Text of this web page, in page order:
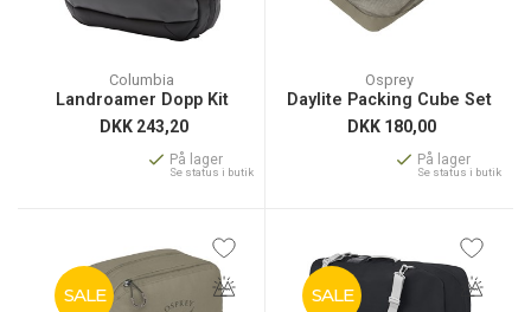
Columbia
Landroamer Dopp Kit
DKK 243,20
På lager
Se status i butik
Osprey
Daylite Packing Cube Set
DKK 180,00
På lager
Se status i butik
SALE SALE